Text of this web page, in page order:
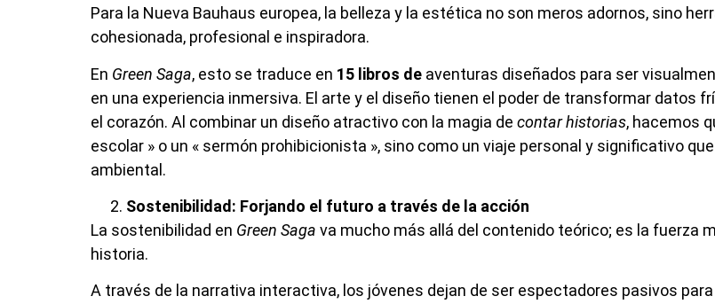
Para la Nueva Bauhaus europea, la belleza y la estética no son meros adornos, sino
cohesionada, profesional e inspiradora.
En Green Saga, esto se traduce en 15 libros de aventuras diseñados para ser
en una experiencia inmersiva. El arte y el diseño tienen el poder de transformar datos
el corazón. Al combinar un diseño atractivo con la magia de contar historias, hacemos
escolar » o un « sermón prohibicionista », sino como un viaje personal y significativo
ambiental.
Sostenibilidad: Forjando el futuro a través de la acción
La sostenibilidad en Green Saga va mucho más allá del contenido teórico; es la fuerza
historia.
A través de la narrativa interactiva, los jóvenes dejan de ser espectadores pasivos